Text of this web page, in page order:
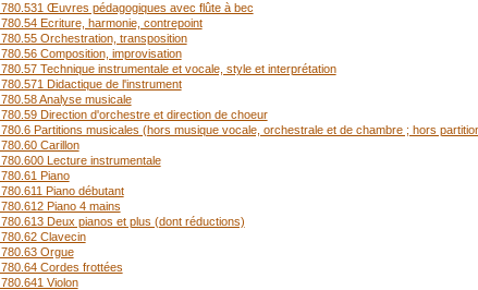
780.531 Œuvres pédagogiques avec flûte à bec
780.54 Ecriture, harmonie, contrepoint
780.55 Orchestration, transposition
780.56 Composition, improvisation
780.57 Technique instrumentale et vocale, style et interprétation
780.571 Didactique de l'instrument
780.58 Analyse musicale
780.59 Direction d'orchestre et direction de choeur
780.6 Partitions musicales (hors musique vocale, orchestrale et de chambre ; hors
780.60 Carillon
780.600 Lecture instrumentale
780.61 Piano
780.611 Piano débutant
780.612 Piano 4 mains
780.613 Deux pianos et plus (dont réductions)
780.62 Clavecin
780.63 Orgue
780.64 Cordes frottées
780.641 Violon